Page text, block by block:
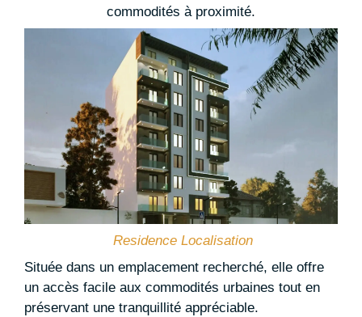
commodités à proximité.
Residence Localisation
Située dans un emplacement recherché, elle offre
un accès facile aux commodités urbaines tout en
préservant une tranquillité appréciable.